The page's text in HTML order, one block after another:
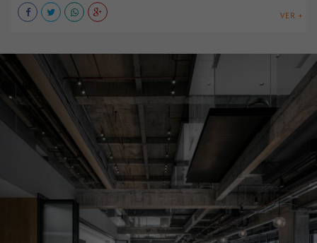
VER +